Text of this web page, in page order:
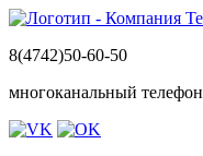
8(4742)50-60-50
многоканальный телефон